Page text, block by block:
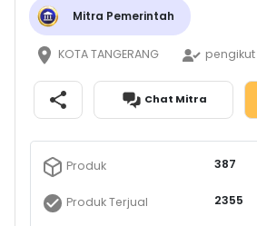
Mitra Pemerintah
KOTA TANGERANG pengikut
Chat Mitra
Produk 387
Produk Terjual 2355